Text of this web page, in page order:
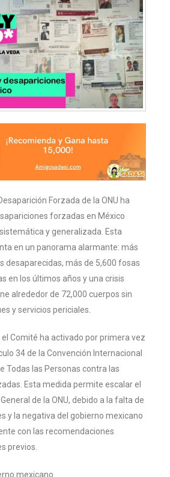
Forzada de la ONU ha
forzadas en México
y generalizada. Esta
en un panorama alarmante: más
desaparecidas, más de 5,600 fosas
en los últimos años y una crisis
alrededor de 72,000 cuerpos sin
y servicios periciales.
Comité ha activado por primera vez
34 de la Convención Internacional
Todas las Personas contra las
Esta medida permite escalar el
de la ONU, debido a la falta de
y la negativa del gobierno mexicano
con las recomendaciones
previos.
mexicano